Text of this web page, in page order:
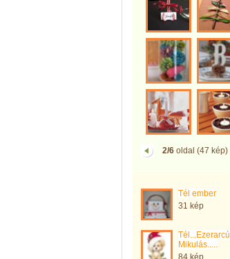
2/6oldal (47 kép)
Tél ember
31 kép
Tél...Ezerarcú
Mikulás.....
84 kép